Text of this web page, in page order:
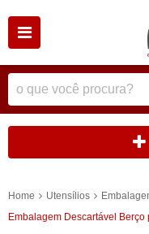
Home Utensílios
Embalagem Descartável